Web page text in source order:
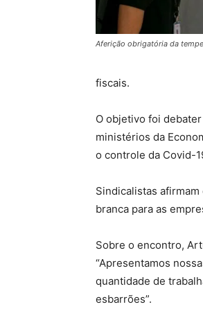
Aferição obrigatória da
fiscais.
O objetivo foi
ministérios da
o controle da Covid-
Sindicalistas
branca para as
Sobre o encontro,
“Apresentamos
quantidade de
esbarrões”.